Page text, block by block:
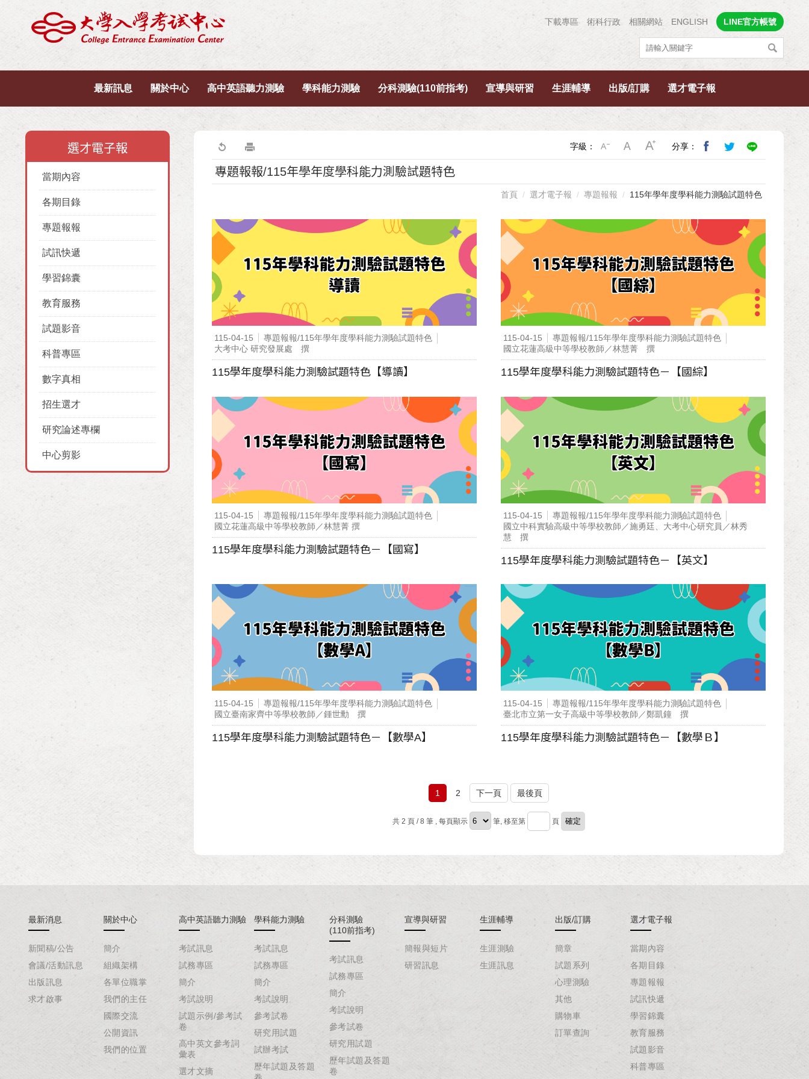
下載專區 術科行政 相關網站 ENGLISH LINE官方帳號
最新訊息 關於中心 高中英語聽力測驗 學科能力測驗 分科測驗(110前指考) 宣導與研習 生涯輔導 出版/訂購 選才電子報
選才電子報
當期內容
各期目錄
專題報報
試訊快遞
學習錦囊
教育服務
試題影音
科普專區
數字真相
招生選才
研究論述專欄
中心剪影
字級： 分享：
專題報報/115年學年度學科能力測驗試題特色
首頁 選才電子報 專題報報 115年學年度學科能力測驗試題特色
115-04-15
專題報報/115年學年度學科能力測驗試題特色
大考中心 研究發展處 撰
115學年度學科能力測驗試題特色【導讀】
115-04-15
專題報報/115年學年度學科能力測驗試題特色
國立花蓮高級中等學校教師／林慧菁 撰
115學年度學科能力測驗試題特色－【國綜】
115-04-15
專題報報/115年學年度學科能力測驗試題特色
國立花蓮高級中等學校教師／林慧菁 撰
115學年度學科能力測驗試題特色－【國寫】
115-04-15
專題報報/115年學年度學科能力測驗試題特色
國立中科實驗高級中等學校教師／施勇廷、大考中心研究員／林秀
慧 撰
115學年度學科能力測驗試題特色－【英文】
115-04-15
專題報報/115年學年度學科能力測驗試題特色
國立臺南家齊中等學校教師／鍾世勳 撰
115學年度學科能力測驗試題特色－【數學A】
115-04-15
專題報報/115年學年度學科能力測驗試題特色
臺北市立第一女子高級中等學校教師／鄭凱鐘 撰
115學年度學科能力測驗試題特色－【數學Ｂ】
1 2 下一頁 最後頁
共 2 頁 / 8 筆 , 每頁顯示 筆, 移至第 頁
最新消息
新聞稿/公告
會議/活動訊息
出版訊息
求才啟事
關於中心
簡介
組織架構
各單位職掌
我們的主任
國際交流
公開資訊
我們的位置
高中英語聽力測驗
考試訊息
試務專區
簡介
考試說明
試題示例/參考試
卷
高中英文參考詞
彙表
選才文摘
學科能力測驗
考試訊息
試務專區
簡介
考試說明
參考試卷
研究用試題
試辦考試
歷年試題及答題
分科測驗
(110前指考)
考試訊息
試務專區
簡介
考試說明
參考試卷
研究用試題
歷年試題及答題
卷
宣導與研習
簡報與短片
研習訊息
生涯輔導
生涯測驗
生涯訊息
出版/訂購
簡章
試題系列
心理測驗
其他
購物車
訂單查詢
選才電子報
當期內容
各期目錄
專題報報
試訊快遞
學習錦囊
教育服務
試題影音
科普專區